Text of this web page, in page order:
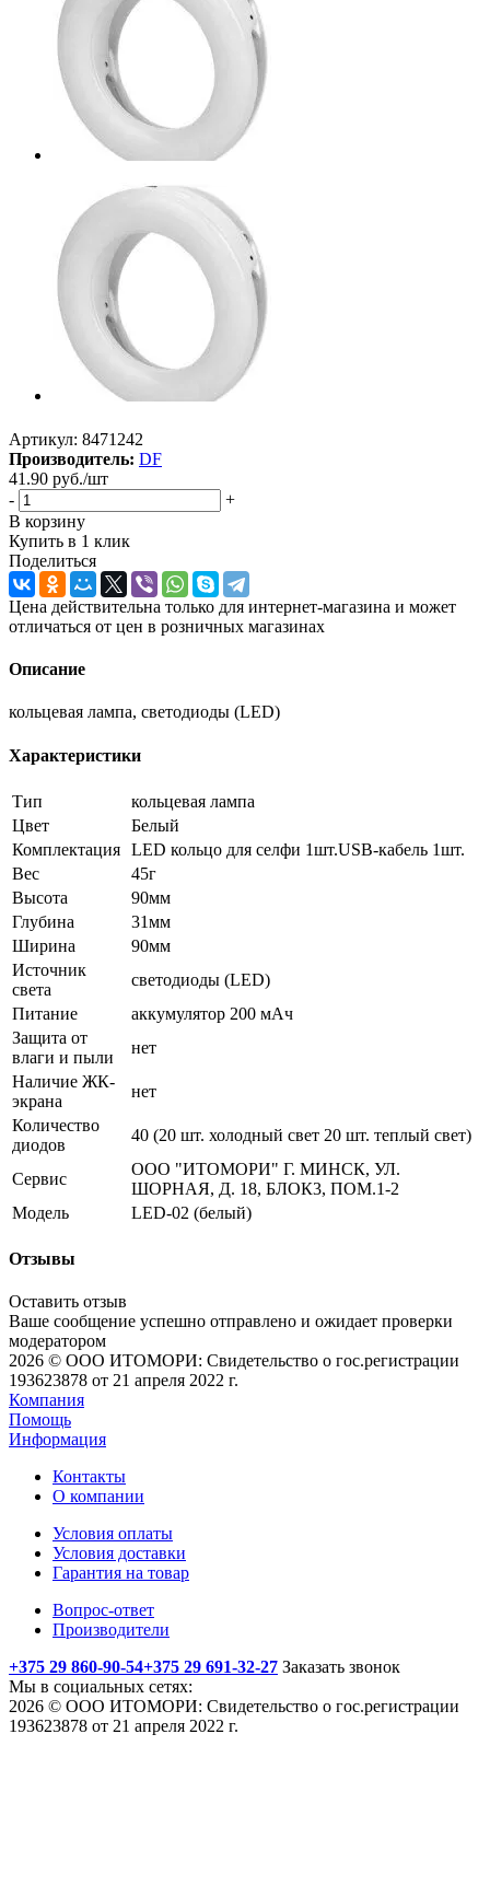
Артикул: 8471242
Производитель: DF
41.90 руб./шт
-
+
В корзину
Купить в 1 клик
Поделиться
Цена действительна только для интернет-магазина и может
отличаться от цен в розничных магазинах
Описание
кольцевая лампа, светодиоды (LED)
Характеристики
Тип
кольцевая лампа
Цвет
Белый
Комплектация LED кольцо для селфи 1шт.USB-кабель 1шт.
Вес
45г
Высота
90мм
Глубина
31мм
Ширина
90мм
Источник
света
светодиоды (LED)
Питание
аккумулятор 200 мАч
Защита от
влаги и пыли
нет
Наличие ЖК-
экрана
нет
Количество
диодов
40 (20 шт. холодный свет 20 шт. теплый свет)
Сервис
ООО "ИТОМОРИ" Г. МИНСК, УЛ.
ШОРНАЯ, Д. 18, БЛОК3, ПОМ.1-2
Модель
LED-02 (белый)
Отзывы
Оставить отзыв
Ваше сообщение успешно отправлено и ожидает проверки
модератором
2026 © ООО ИТОМОРИ: Свидетельство о гос.регистрации
193623878 от 21 апреля 2022 г.
Компания
Помощь
Информация
Контакты
О компании
Условия оплаты
Условия доставки
Гарантия на товар
Вопрос-ответ
Производители
+375 29 860-90-54+375 29 691-32-27 Заказать звонок
Мы в социальных сетях:
2026 © ООО ИТОМОРИ: Свидетельство о гос.регистрации
193623878 от 21 апреля 2022 г.